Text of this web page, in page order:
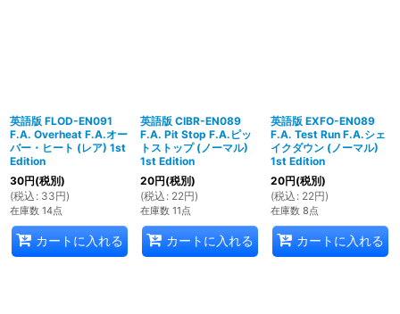
英語版 FLOD-EN091
F.A. Overheat F.A.オー
バー・ヒート (レア) 1st
Edition
30円(税別)
(税込 : 33円)
在庫数 14点
カートに入れる
英語版 CIBR-EN089
F.A. Pit Stop F.A.ピッ
トストップ (ノーマル)
1st Edition
20円(税別)
(税込 : 22円)
在庫数 11点
カートに入れる
英語版 EXFO-EN089
F.A. Test Run F.A.シェ
イクダウン (ノーマル)
1st Edition
20円(税別)
(税込 : 22円)
在庫数 8点
カートに入れる